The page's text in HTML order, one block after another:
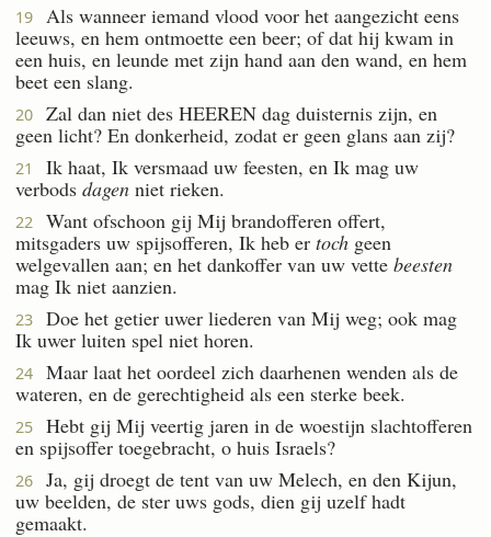
19
Als wanneer iemand vlood voor het aangezicht eens
leeuws, en hem ontmoette een beer; of dat hij kwam in
een huis, en leunde met zijn hand aan den wand, en hem
beet een slang.
20
Zal dan niet des HEEREN dag duisternis zijn, en
geen licht? En donkerheid, zodat er geen glans aan zij?
21
Ik haat, Ik versmaad uw feesten, en Ik mag uw
verbods dagen niet rieken.
22
Want ofschoon gij Mij brandofferen offert,
mitsgaders uw spijsofferen, Ik heb er toch geen
welgevallen aan; en het dankoffer van uw vette beesten
mag Ik niet aanzien.
23
Doe het getier uwer liederen van Mij weg; ook mag
Ik uwer luiten spel niet horen.
24
Maar laat het oordeel zich daarhenen wenden als de
wateren, en de gerechtigheid als een sterke beek.
25
Hebt gij Mij veertig jaren in de woestijn slachtofferen
en spijsoffer toegebracht, o huis Israels?
26
Ja, gij droegt de tent van uw Melech, en den Kijun,
uw beelden, de ster uws gods, dien gij uzelf hadt
gemaakt.